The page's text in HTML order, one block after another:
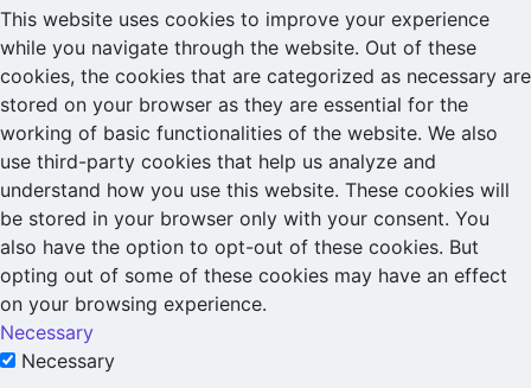
This website uses cookies to improve your experience
while you navigate through the website. Out of these
cookies, the cookies that are categorized as necessary are
stored on your browser as they are essential for the
working of basic functionalities of the website. We also
use third-party cookies that help us analyze and
understand how you use this website. These cookies will
be stored in your browser only with your consent. You
also have the option to opt-out of these cookies. But
opting out of some of these cookies may have an effect
on your browsing experience.
Necessary
Necessary